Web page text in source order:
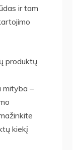
ir tam
produktų
mityba –
kiekį